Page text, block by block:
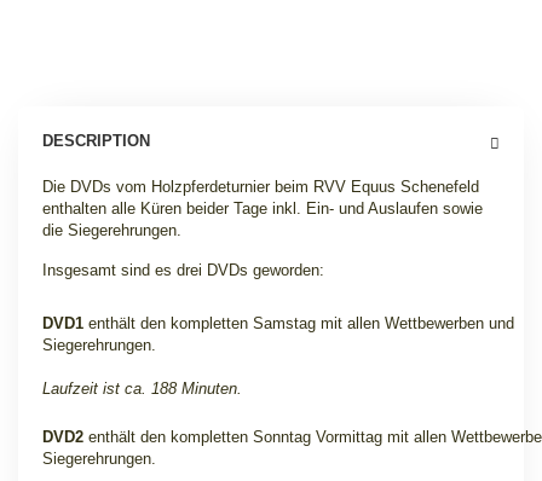
DESCRIPTION
Die DVDs vom Holzpferdeturnier beim RVV Equus Schenefeld
enthalten alle Küren beider Tage inkl. Ein- und Auslaufen sowie
die Siegerehrungen.
Insgesamt sind es drei DVDs geworden:
DVD1 enthält den kompletten Samstag mit allen Wettbewerben und
Siegerehrungen.
Laufzeit ist ca. 188 Minuten.
DVD2 enthält den kompletten Sonntag Vormittag mit allen
Siegerehrungen.